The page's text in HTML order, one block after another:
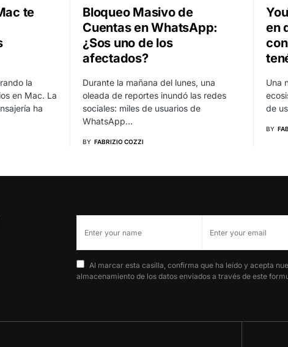
te
la
en Mac. La
ha
Bloqueo Masivo de
Cuentas en WhatsApp:
¿Sos uno de los
afectados?
Durante la mañana del lunes, una
oleada de reportes inundó las redes
sociales: miles de usuarios de
WhatsApp…
BY FABRIZIO COZZI
en
Una
de
BY
Al marcar esta casilla, confirma que ha leído y acepta
almacenamiento de los datos enviados a través de este